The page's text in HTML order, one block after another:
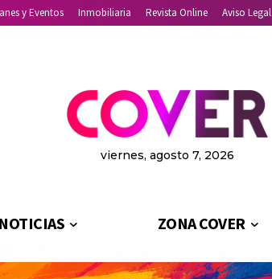
y Eventos Inmobiliaria Revista Online Aviso Legal
viernes, agosto 7, 2026
NOTICIAS ZONA COVER